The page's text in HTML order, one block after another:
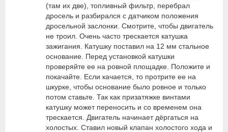
(там их две), топливный фильтр, перебрал
дросель и разбирался с датчиком положения
дросельной заслонки. Смотрите, чтобы двигатель
не троил. Очень часто трескается катушка
зажигания. Катушку поставил на 12 мм стальное
основание. Перед установкой катушки
проверяйте ее на ровной площадке. Положите и
покачайте. Если качается, то протрите ее на
шкурке, чтобы основание было ровное и только
потом ставьте. Так как призатяжке винтами
катушку может переносить и со временем она
трескается. Двигатель начинает дёргаться на
холостых. Ставил новый клапан холостого хода и